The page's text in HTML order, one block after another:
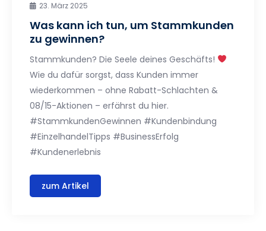
23. März 2025
Was kann ich tun, um Stammkunden
zu gewinnen?
Stammkunden? Die Seele deines Geschäfts!
Wie du dafür sorgst, dass Kunden immer
wiederkommen – ohne Rabatt-Schlachten &
08/15-Aktionen – erfährst du hier.
#StammkundenGewinnen #Kundenbindung
#EinzelhandelTipps #BusinessErfolg
#Kundenerlebnis
zum Artikel